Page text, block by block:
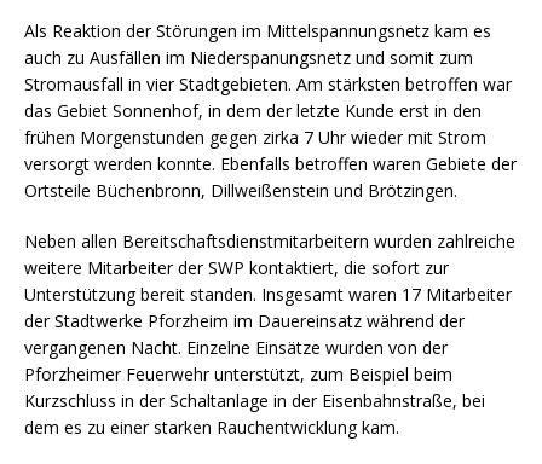
Als Reaktion der Störungen im Mittelspannungsnetz kam es
auch zu Ausfällen im Niederspanungsnetz und somit zum
Stromausfall in vier Stadtgebieten. Am stärksten betroffen war
das Gebiet Sonnenhof, in dem der letzte Kunde erst in den
frühen Morgenstunden gegen zirka 7 Uhr wieder mit Strom
versorgt werden konnte. Ebenfalls betroffen waren Gebiete der
Ortsteile Büchenbronn, Dillweißenstein und Brötzingen.
Neben allen Bereitschaftsdienstmitarbeitern wurden zahlreiche
weitere Mitarbeiter der SWP kontaktiert, die sofort zur
Unterstützung bereit standen. Insgesamt waren 17 Mitarbeiter
der Stadtwerke Pforzheim im Dauereinsatz während der
vergangenen Nacht. Einzelne Einsätze wurden von der
Pforzheimer Feuerwehr unterstützt, zum Beispiel beim
Kurzschluss in der Schaltanlage in der Eisenbahnstraße, bei
dem es zu einer starken Rauchentwicklung kam.